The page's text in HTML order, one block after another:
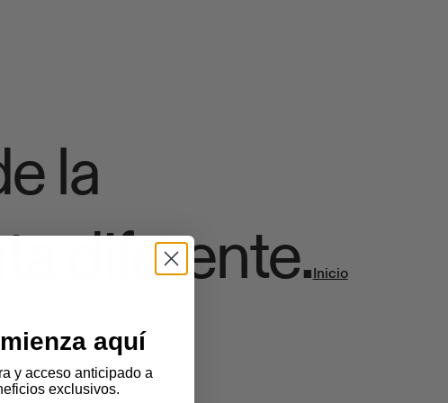
la
diferente.Inicio
aquí
y acceso anticipado a
exclusivos.